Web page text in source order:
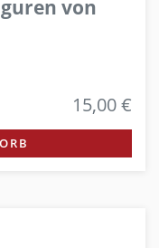
von
15,00 €